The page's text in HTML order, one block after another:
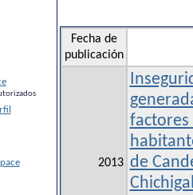
Fecha de
publicación
2013
factores
de